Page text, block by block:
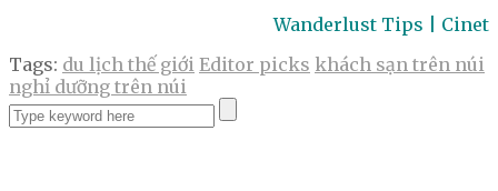
Wanderlust Tips | Cinet
Tags: du lịch thế giới Editor picks khách sạn trên núi
nghỉ dưỡng trên núi